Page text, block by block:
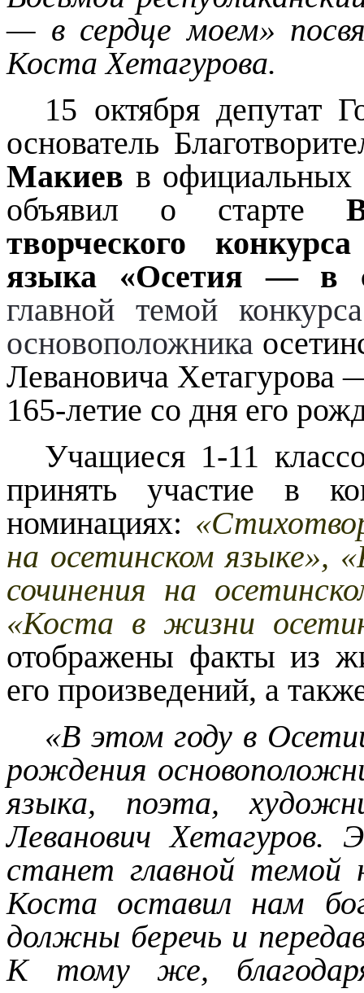
— в сердце моем»
Коста Хетагурова.
15 октября депутат
основатель
Макиев в официальных
объявил о старте
творческого
языка «Осетия — в
главной темой
основоположника
Левановича Хетагурова
165-летие со дня его
Учащиеся 1-11
принять участие в
номинациях:
на осетинском языке»,
сочинения на
«Коста в жизни
отображены факты из
его произведений, а
«В этом году в
рождения
языка, поэта,
Леванович Хетагуров.
станет главной темой
Коста оставил нам
должны беречь и
К тому же,